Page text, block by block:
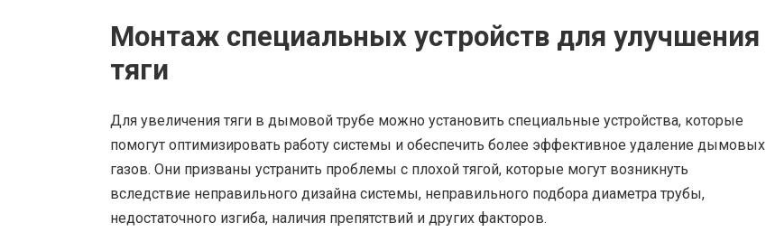
Монтаж специальных устройств для улучшения
тяги
Для увеличения тяги в дымовой трубе можно установить специальные устройства, которые
помогут оптимизировать работу системы и обеспечить более эффективное удаление дымовых
газов. Они призваны устранить проблемы с плохой тягой, которые могут возникнуть
вследствие неправильного дизайна системы, неправильного подбора диаметра трубы,
недостаточного изгиба, наличия препятствий и других факторов.